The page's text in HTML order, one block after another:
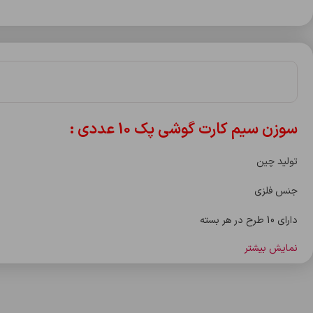
سوزن سیم کارت گوشی پک 10 عددی :
تولید چین
جنس فلزی
دارای 10 طرح در هر بسته
نمایش بیشتر